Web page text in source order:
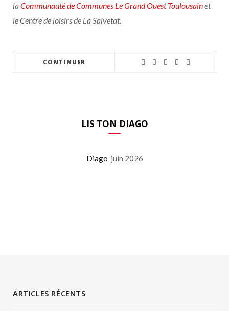
laCommunauté de Communes Le Grand Ouest Toulousainet
le Centre de loisirs de La Salvetat.
CONTINUER
LIS TON DIAGO
Diago juin 2026
ARTICLES RÉCENTS